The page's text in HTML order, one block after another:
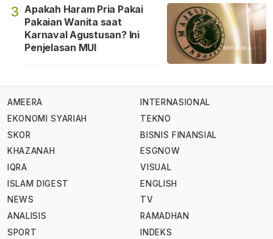
3 Apakah Haram Pria Pakai
Pakaian Wanita saat
Karnaval Agustusan? Ini
Penjelasan MUI
AMEERA
EKONOMI SYARIAH
SKOR
KHAZANAH
IQRA
ISLAM DIGEST
NEWS
ANALISIS
SPORT
INTERNASIONAL
TEKNO
BISNIS FINANSIAL
ESGNOW
VISUAL
ENGLISH
TV
RAMADHAN
INDEKS